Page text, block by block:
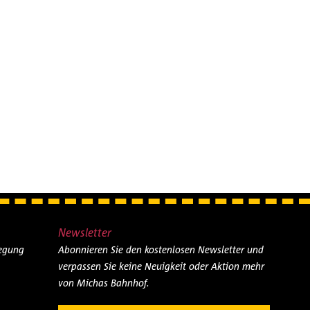
Newsletter
Abonnieren Sie den kostenlosen Newsletter und
verpassen Sie keine Neuigkeit oder Aktion mehr
von Michas Bahnhof.